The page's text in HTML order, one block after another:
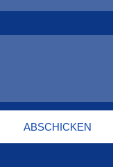
ABSCHICKEN